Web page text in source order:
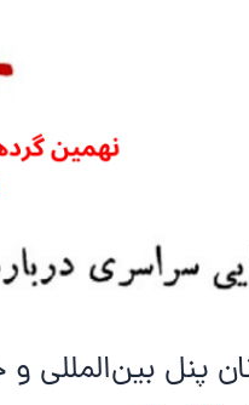
پنل بین‌المللی